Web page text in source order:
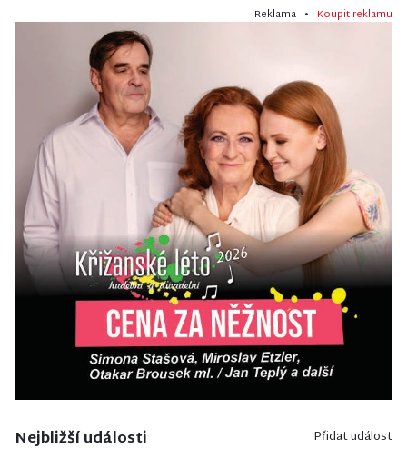
Reklama • Koupit reklamu
Nejbližší události Přidat událost